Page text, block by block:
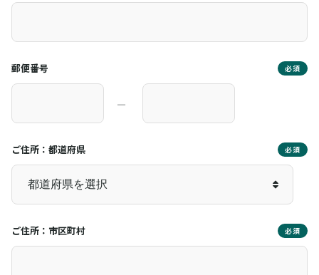
郵便番号 必須
―
ご住所：都道府県 必須
ご住所：市区町村 必須